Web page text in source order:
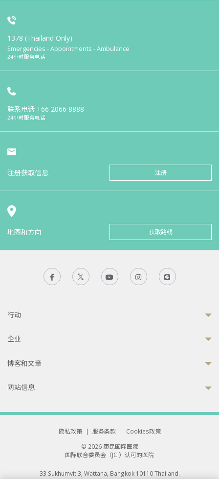
1378 (Thailand Only)
Emergencies - Appointments - Ambulance
24小时服务电话
联系电话 +66 2066 8888
24小时服务电话
注册获取信息 注册
地图和方向 获取路线
行动
企业
博客和文章
网站信息
隐私政策 | 服务条款 |
Cookies政策
© 2026 康民国际医院
国际联合委员会（JCI）认可的医院
33 Sukhumvit 3, Wattana, Bangkok 10110 Thailand.
All rights reserved.